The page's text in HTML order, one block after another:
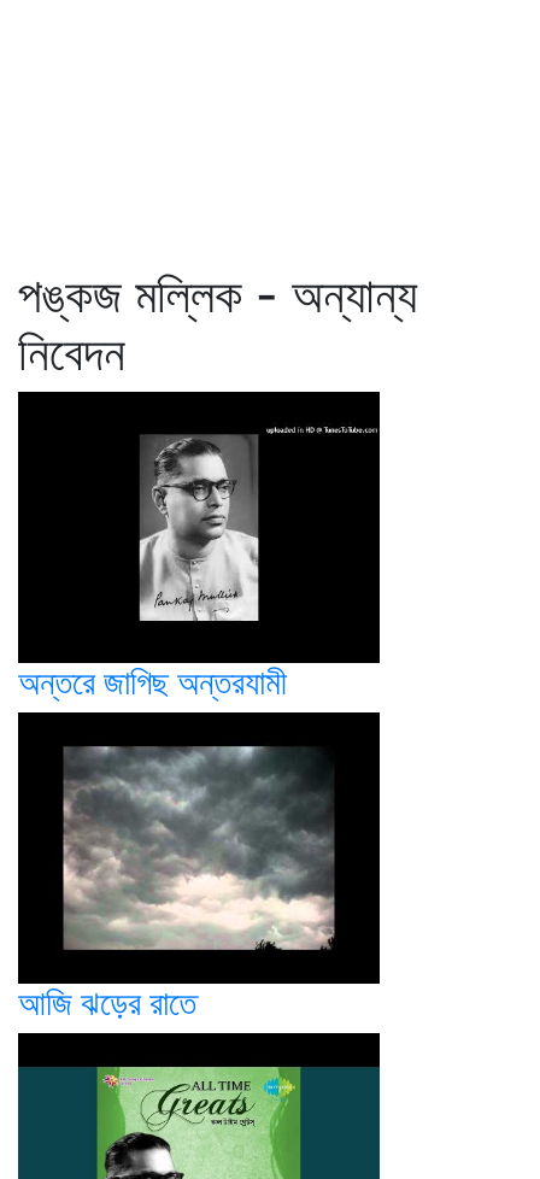
পঙ্কজ মল্লিক - অন্যান্য
নিবেদন
অন্তরে জাগিছ অন্তরযামী
আজি ঝড়ের রাতে